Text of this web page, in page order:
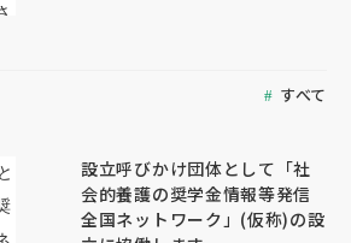
すべて
設立呼びかけ団体として「社
会的養護の奨学金情報等発信
全国ネットワーク」(仮称)の設